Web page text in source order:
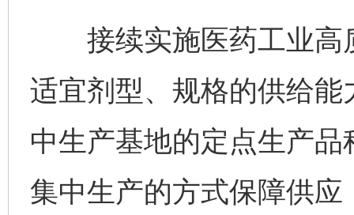
接续实施医药工业高
适宜剂型、规格的供给
中生产基地的定点生产
集中生产的方式保障供